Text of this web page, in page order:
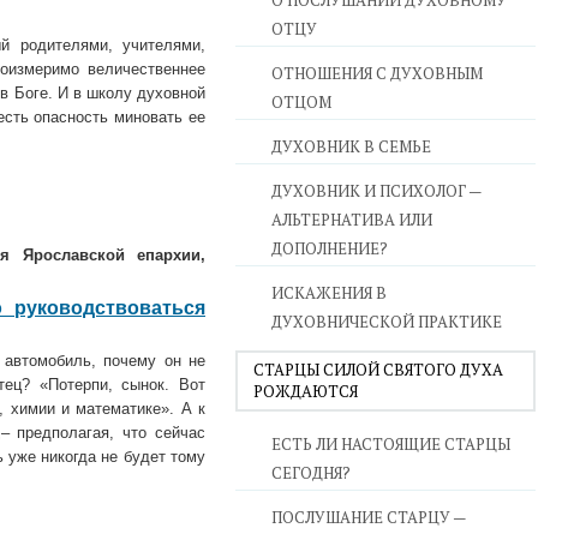
родителями, учителями,
величественнее
Боге. И в школу духовной
опасность миновать ее
Ярославской епархии,
почему он не
«Потерпи, сынок. Вот
химии и математике». А к
предполагая, что сейчас
уже никогда не будет тому
ОТЦУ
ОТНОШЕНИЯ С ДУХОВНЫМ
ОТЦОМ
ДУХОВНИК В СЕМЬЕ
ДУХОВНИК И ПСИХОЛОГ —
АЛЬТЕРНАТИВА ИЛИ
ДОПОЛНЕНИЕ?
ИСКАЖЕНИЯ В
ДУХОВНИЧЕСКОЙ ПРАКТИКЕ
СТАРЦЫ СИЛОЙ СВЯТОГО ДУХА
РОЖДАЮТСЯ
ЕСТЬ ЛИ НАСТОЯЩИЕ СТАРЦЫ
СЕГОДНЯ?
ПОСЛУШАНИЕ СТАРЦУ —